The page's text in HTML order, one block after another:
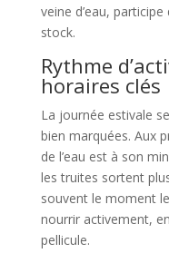
veine d’eau,
stock.
Rythme
horaires clés
La journée estivale
bien marquées. Aux
de l’eau est à son
les truites sortent
souvent le moment
nourrir activement,
pellicule.